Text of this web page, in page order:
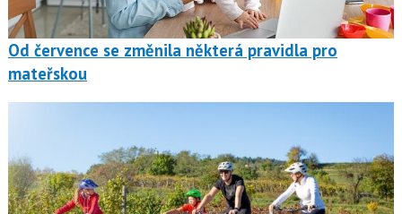
Od července se změnila některá pravidla pro
mateřskou